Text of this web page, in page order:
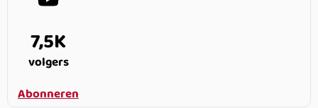
7,5K
volgers
Abonneren